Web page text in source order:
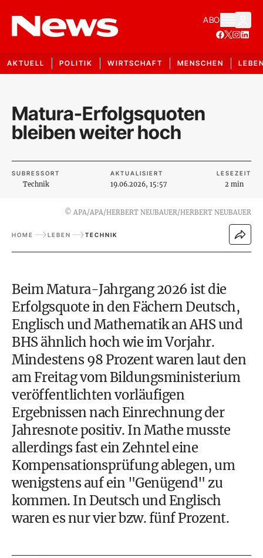
ABO
AKTUELL POLITIK WIRTSCHAFT MENSCHEN
Matura-Erfolgsquoten
bleiben weiter hoch
SUBRESSORT
Technik
AKTUALISIERT
19.06.2026, 15:57
LESEZEIT
2 min
© APA/APA/HERBERT NEUBAUER/HERBERT NEUBAUER
HOME LEBEN TECHNIK
Beim Matura-Jahrgang 2026 ist die
Erfolgsquote in den Fächern Deutsch,
Englisch und Mathematik an AHS und
BHS ähnlich hoch wie im Vorjahr.
Mindestens 98 Prozent waren laut den
am Freitag vom Bildungsministerium
veröffentlichten vorläufigen
Ergebnissen nach Einrechnung der
Jahresnote positiv. In Mathe musste
allerdings fast ein Zehntel eine
Kompensationsprüfung ablegen, um
wenigstens auf ein "Genügend" zu
kommen. In Deutsch und Englisch
waren es nur vier bzw. fünf Prozent.